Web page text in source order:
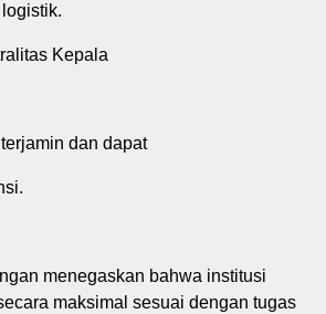
Kepala
dan dapat
menegaskan bahwa institusi
maksimal sesuai dengan tugas